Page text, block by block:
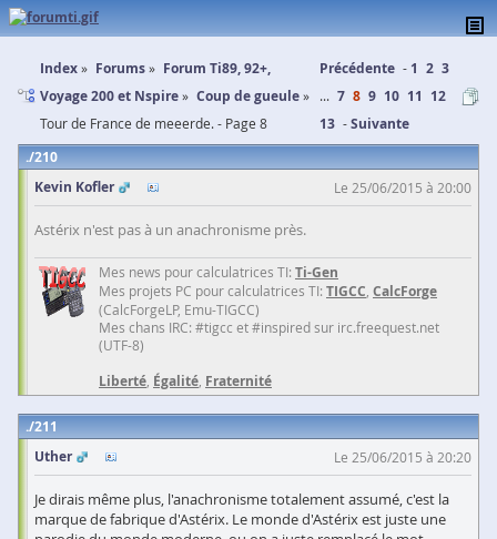
Index Forums
Forum Ti89, 92+,
Voyage 200 et Nspire
Coup de gueule
Tour de France de meeerde. - Page 8
Précédente 1 2 3
... 7 8 9 10 11 12
13
Suivante
210
Kevin Kofler
Le 25/06/2015 à 20:00
Astérix n'est pas à un anachronisme près.
Mes news pour calculatrices TI: Ti-Gen
Mes projets PC pour calculatrices TI: TIGCC CalcForge
(CalcForgeLP, Emu-TIGCC)
Mes chans IRC: #tigcc et #inspired sur irc.freequest.net
(UTF-8)
Liberté Égalité Fraternité
211
Uther
Le 25/06/2015 à 20:20
Je dirais même plus, l'anachronisme totalement assumé, c'est la
marque de fabrique d'Astérix. Le monde d'Astérix est juste une